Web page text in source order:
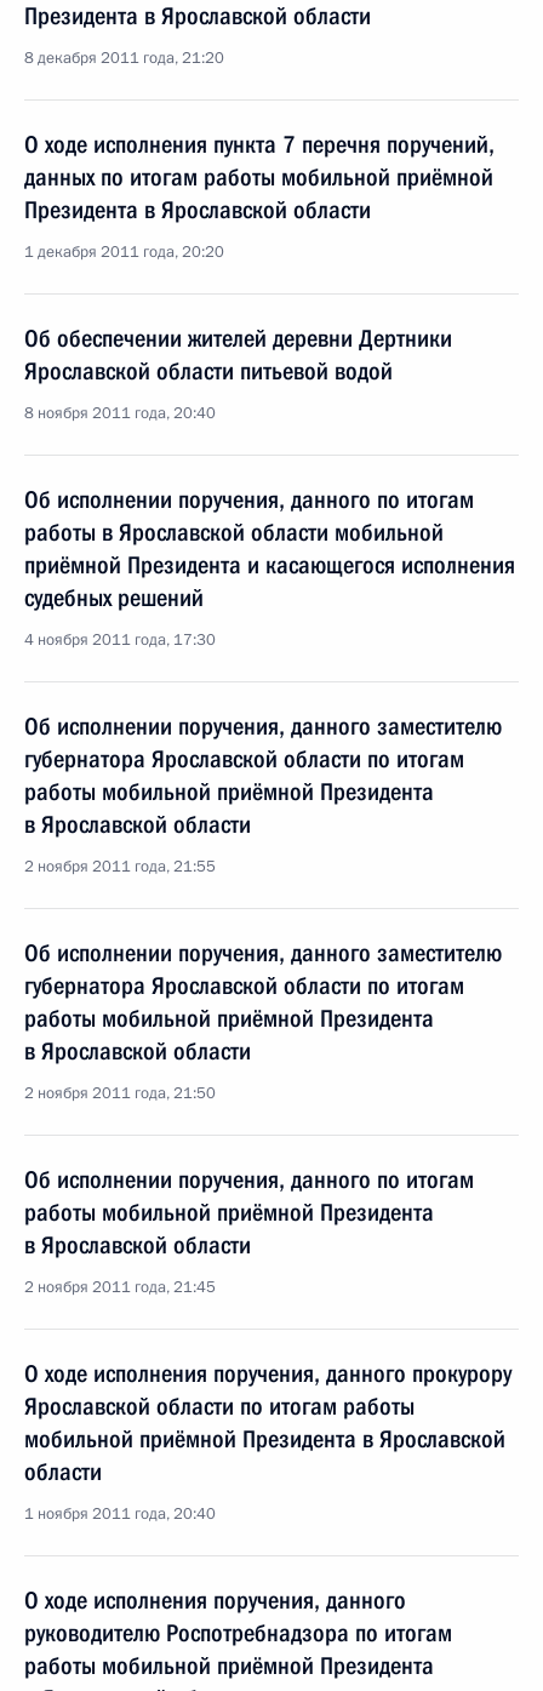
Президента в Ярославской области
8 декабря 2011 года, 21:20
О ходе исполнения пункта 7 перечня поручений,
данных по итогам работы мобильной приёмной
Президента в Ярославской области
1 декабря 2011 года, 20:20
Об обеспечении жителей деревни Дертники
Ярославской области питьевой водой
8 ноября 2011 года, 20:40
Об исполнении поручения, данного по итогам
работы в Ярославской области мобильной
приёмной Президента и касающегося исполнения
судебных решений
4 ноября 2011 года, 17:30
Об исполнении поручения, данного заместителю
губернатора Ярославской области по итогам
работы мобильной приёмной Президента
в Ярославской области
2 ноября 2011 года, 21:55
Об исполнении поручения, данного заместителю
губернатора Ярославской области по итогам
работы мобильной приёмной Президента
в Ярославской области
2 ноября 2011 года, 21:50
Об исполнении поручения, данного по итогам
работы мобильной приёмной Президента
в Ярославской области
2 ноября 2011 года, 21:45
О ходе исполнения поручения, данного прокурору
Ярославской области по итогам работы
мобильной приёмной Президента в Ярославской
области
1 ноября 2011 года, 20:40
О ходе исполнения поручения, данного
руководителю Роспотребнадзора по итогам
работы мобильной приёмной Президента